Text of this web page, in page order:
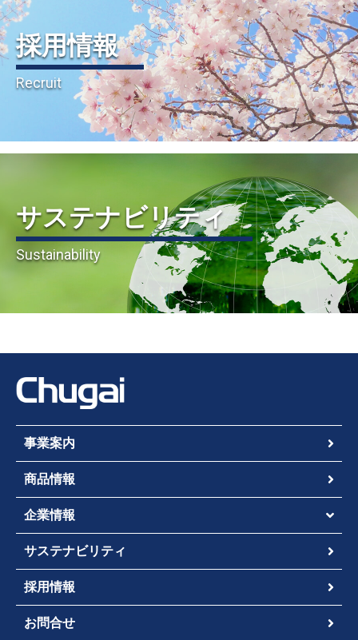
採用情報
Recruit
サステナビリティ
Sustainability
事業案内
商品情報
企業情報
サステナビリティ
採用情報
お問合せ